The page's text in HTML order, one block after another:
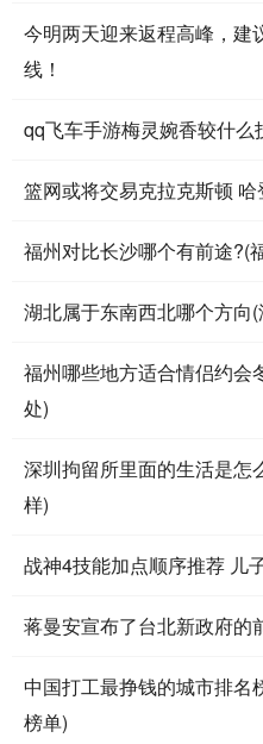
今明两天迎来返程高峰，建
线！
qq飞车手游梅灵婉香较什么
篮网或将交易克拉克斯顿
福州对比长沙哪个有前途?(
湖北属于东南西北哪个方向
福州哪些地方适合情侣约会
处)
深圳拘留所里面的生活是怎
样)
战神4技能加点顺序推荐 儿
蒋曼安宣布了台北新政府的
中国打工最挣钱的城市排名
榜单)